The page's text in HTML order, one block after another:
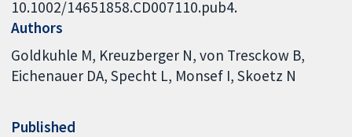
10.1002/14651858.CD007110.pub4.
Authors
Goldkuhle M Kreuzberger N von Tresckow B
Eichenauer DA Specht L Monsef I Skoetz N
Published